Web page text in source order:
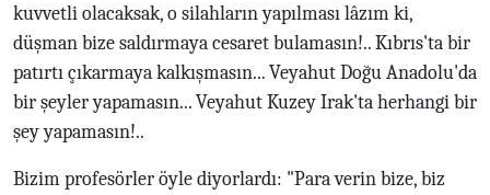
kuvvetli olacaksak, o silahların yapılması lâzım ki,
düşman bize saldırmaya cesaret bulamasın!.. Kıbrıs'ta bir
patırtı çıkarmaya kalkışmasın... Veyahut Doğu Anadolu'da
bir şeyler yapamasın... Veyahut Kuzey Irak'ta herhangi bir
şey yapamasın!..
Bizim profesörler öyle diyorlardı: "Para verin bize, biz